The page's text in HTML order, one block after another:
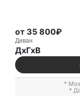
от 35 800₽
Диван
ДxГxВ
*
*